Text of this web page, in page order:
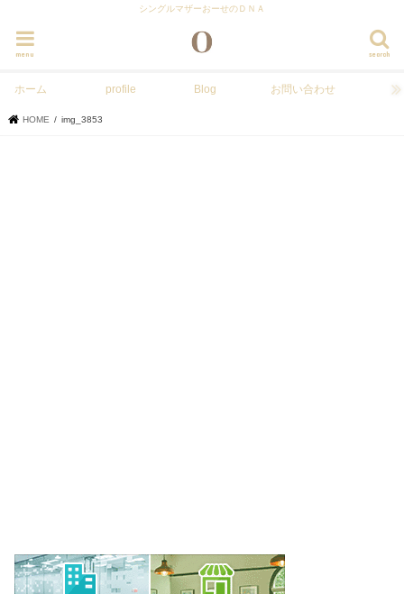
シングルマザーおーせのＤＮＡ
search
menu
ホーム profile Blog お問い合わせ
HOME img_3853